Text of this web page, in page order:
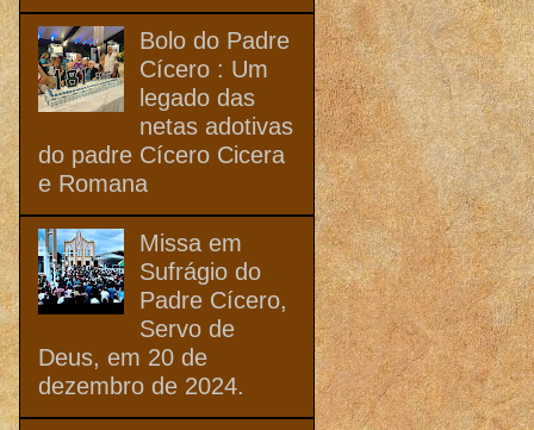
Bolo do Padre
Cícero : Um
legado das
netas adotivas
do padre Cícero Cicera
e Romana
Missa em
Sufrágio do
Padre Cícero,
Servo de
Deus, em 20 de
dezembro de 2024.